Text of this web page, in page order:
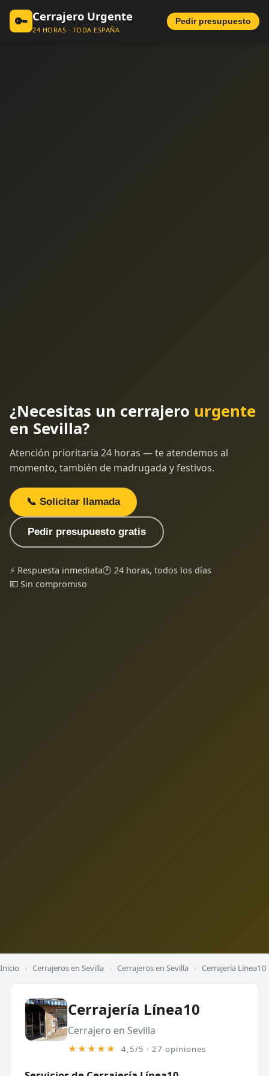
🔑 Cerrajero Urgente
24 HORAS · TODA ESPAÑA
Pedir presupuesto
¿Necesitas un cerrajero urgente
en Sevilla?
Atención prioritaria 24 horas — te atendemos al
momento, también de madrugada y festivos.
📞 Solicitar llamada
Pedir presupuesto gratis
⚡ Respuesta inmediata🕐 24 horas, todos los días
💶 Sin compromiso
Inicio › Cerrajeros en Sevilla › Cerrajeros en Sevilla › Cerrajería Línea10
Cerrajería Línea10
Cerrajero en Sevilla
★★★★★ 4,5/5 · 27 opiniones